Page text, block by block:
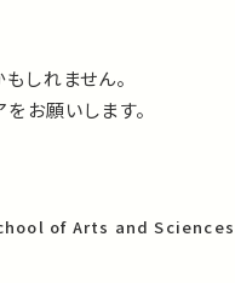
しれません。
お願いします。
of Arts and